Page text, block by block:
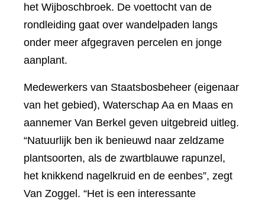
het Wijboschbroek. De voettocht van de
rondleiding gaat over wandelpaden langs
onder meer afgegraven percelen en jonge
aanplant.
Medewerkers van Staatsbosbeheer (eigenaar
van het gebied), Waterschap Aa en Maas en
aannemer Van Berkel geven uitgebreid uitleg.
“Natuurlijk ben ik benieuwd naar zeldzame
plantsoorten, als de zwartblauwe rapunzel,
het knikkend nagelkruid en de eenbes”, zegt
Van Zoggel. “Het is een interessante